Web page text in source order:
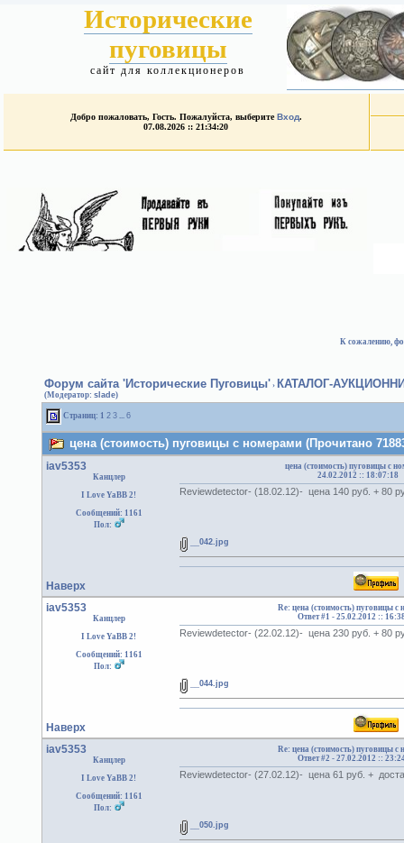
Исторические
пуговицы
сайт для коллекционеров
Добро пожаловать, Гость. Пожалуйста, выберитеВход.
07.08.2026 :: 21:34:20
К сожалению,
Форум сайта 'Исторические Пуговицы' › КАТАЛОГ-
(Модератор: slade)
Страниц: 1 2 3 ... 6
цена (стоимость) пуговицы с номерами (Прочитано
iav5353
Канцлер
I Love YaBB 2!
Сообщений: 1161
Пол:
цена (стоимость) пуговицы с
24.02.2012 :: 18:07:18
Reviewdetector- (18.02.12)- цена 140 руб. + 80
Наверх
__042.jpg
iav5353
Канцлер
I Love YaBB 2!
Сообщений: 1161
Пол:
Re: цена (стоимость) пуговицы с
Ответ #1 -25.02.2012 ::
Reviewdetector- (22.02.12)- цена 230 руб. + 80
Наверх
__044.jpg
iav5353
Канцлер
I Love YaBB 2!
Сообщений: 1161
Пол:
Re: цена (стоимость) пуговицы с
Ответ #2 -27.02.2012 ::
Reviewdetector- (27.02.12)- цена 61 руб. +
__050.jpg